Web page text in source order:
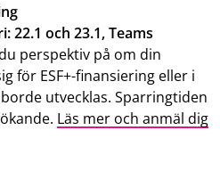
22.1 och 23.1, Teams
perspektiv på om din
för ESF+-finansiering eller i
utvecklas. Sparringtiden
Läs mer och anmäl dig